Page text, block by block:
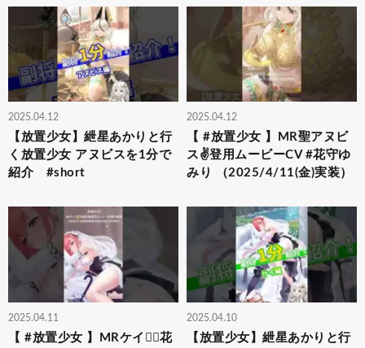
2025.04.12
【放置少女】紲星あかりと行
く放置少女 アヌビスを1分で
紹介 #short
2025.04.12
【 #放置少女 】MR聖アヌビ
ス✌️登用ムービーCV #花守ゆ
みり （2025/4/11(金)実装）
2025.04.11
【 #放置少女 】MRケイ👰‍♀️花
2025.04.10
【放置少女】紲星あかりと行